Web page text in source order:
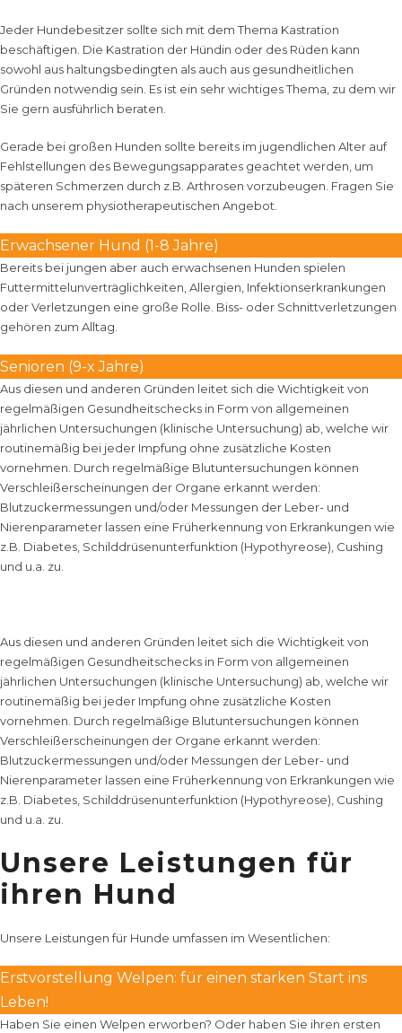
Jeder Hundebesitzer sollte sich mit dem Thema Kastration
beschäftigen. Die Kastration der Hündin oder des Rüden kann
sowohl aus haltungsbedingten als auch aus gesundheitlichen
Gründen notwendig sein. Es ist ein sehr wichtiges Thema, zu dem wir
Sie gern ausführlich beraten.
Gerade bei großen Hunden sollte bereits im jugendlichen Alter auf
Fehlstellungen des Bewegungsapparates geachtet werden, um
späteren Schmerzen durch z.B. Arthrosen vorzubeugen. Fragen Sie
nach unserem physiotherapeutischen Angebot.
Erwachsener Hund (1-8 Jahre)
Bereits bei jungen aber auch erwachsenen Hunden spielen
Futtermittelunverträglichkeiten, Allergien, Infektionserkrankungen
oder Verletzungen eine große Rolle. Biss- oder Schnittverletzungen
gehören zum Alltag.
Senioren (9-x Jahre)
Aus diesen und anderen Gründen leitet sich die Wichtigkeit von
regelmäßigen Gesundheitschecks in Form von allgemeinen
jährlichen Untersuchungen (klinische Untersuchung) ab, welche wir
routinemäßig bei jeder Impfung ohne zusätzliche Kosten
vornehmen. Durch regelmäßige Blutuntersuchungen können
Verschleißerscheinungen der Organe erkannt werden:
Blutzuckermessungen und/oder Messungen der Leber- und
Nierenparameter lassen eine Früherkennung von Erkrankungen wie
z.B. Diabetes, Schilddrüsenunterfunktion (Hypothyreose), Cushing
und u.a. zu.
Aus diesen und anderen Gründen leitet sich die Wichtigkeit von
regelmäßigen Gesundheitschecks in Form von allgemeinen
jährlichen Untersuchungen (klinische Untersuchung) ab, welche wir
routinemäßig bei jeder Impfung ohne zusätzliche Kosten
vornehmen. Durch regelmäßige Blutuntersuchungen können
Verschleißerscheinungen der Organe erkannt werden:
Blutzuckermessungen und/oder Messungen der Leber- und
Nierenparameter lassen eine Früherkennung von Erkrankungen wie
z.B. Diabetes, Schilddrüsenunterfunktion (Hypothyreose), Cushing
und u.a. zu.
Unsere Leistungen für
ihren Hund
Unsere Leistungenfür Hunde umfassen im Wesentlichen:
Erstvorstellung Welpen: für einen starken Start ins
Leben!
Haben Sie einen Welpen erworben? Oder haben Sie ihren ersten